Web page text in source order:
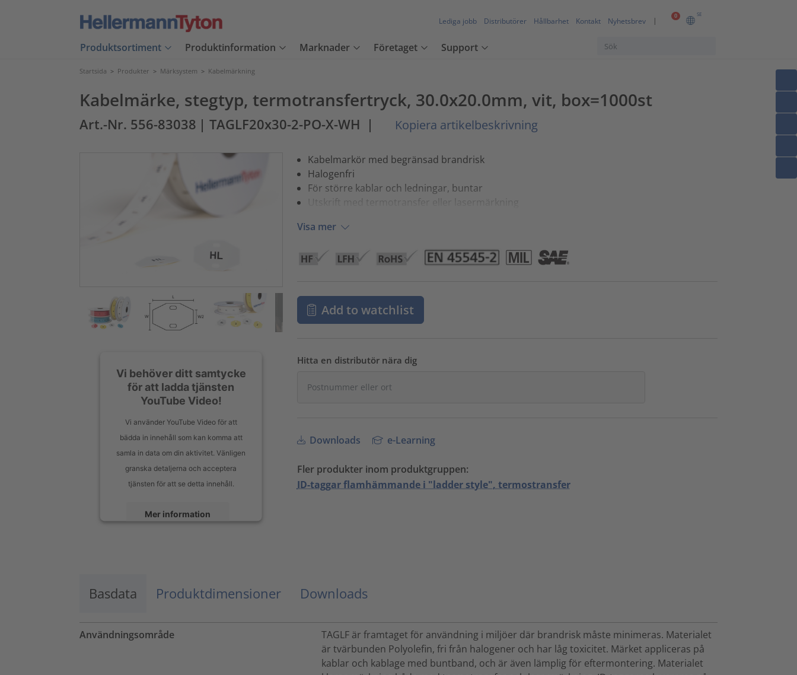
0 SE
Lediga jobb Distributörer Hållbarhet Kontakt Nyhetsbrev
Produktsortiment Produktinformation Marknader Företaget Support
Startsida > Produkter > Märksystem > Kabelmärkning
Kabelmärke, stegtyp, termotransfertryck, 30.0x20.0mm, vit, box=1000st
Art.-Nr. 556-83038 | TAGLF20x30-2-PO-X-WH | Kopiera artikelbeskrivning
Vi behöver ditt samtycke
för att ladda tjänsten
YouTube Video!
Vi använder YouTube Video för att
bädda in innehåll som kan komma att
samla in data om din aktivitet. Vänligen
granska detaljerna och acceptera
tjänsten för att se detta innehåll.
Mer information
Kabelmarkör med begränsad brandrisk
Halogenfri
För större kablar och ledningar, buntar
Utskrift med termotransfer eller lasermärkning
Visa mer
Add to watchlist
Hitta en distributör nära dig
Downloads e-Learning
Fler produkter inom produktgruppen:
ID-taggar flamhämmande i "ladder style", termostransfer
Basdata Produktdimensioner Downloads
Användningsområde
TAGLF är framtaget för användning i miljöer där brandrisk måste minimeras. Materialet
är tvärbunden Polyolefin, fri från halogener och har låg toxicitet. Märket appliceras på
kablar och kablage med buntband, och är även lämplig för eftermontering. Materialet